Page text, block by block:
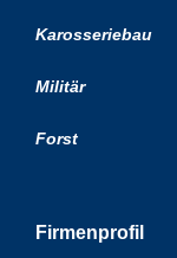
Karosseriebau
Militär
Forst
Firmenprofil